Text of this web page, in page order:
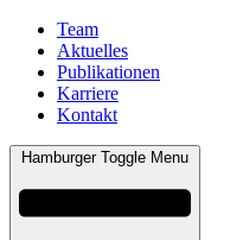
Team
Aktuelles
Publikationen
Karriere
Kontakt
Hamburger Toggle Menu